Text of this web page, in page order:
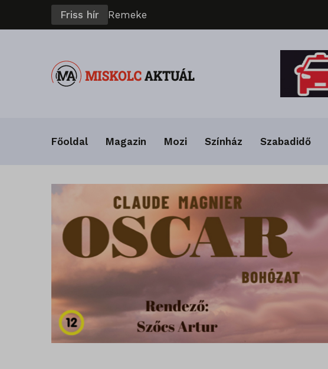
Friss hír Reme ke
Főoldal Magazin Mozi Színház Szabadidő